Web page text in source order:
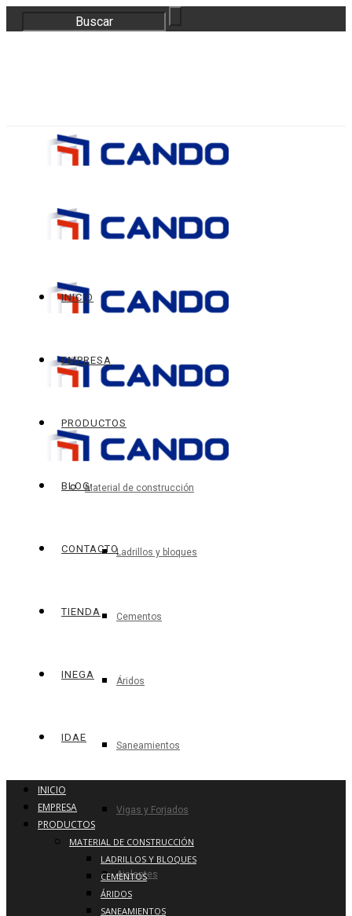
INICIO
EMPRESA
PRODUCTOS
Material de construcción
Ladrillos y bloques
Cementos
Áridos
Saneamientos
Vigas y Forjados
Aislantes
BLOG
CONTACTO
TIENDA
INEGA
IDAE
INICIO
EMPRESA
PRODUCTOS
MATERIAL DE CONSTRUCCIÓN
LADRILLOS Y BLOQUES
CEMENTOS
ÁRIDOS
SANEAMIENTOS